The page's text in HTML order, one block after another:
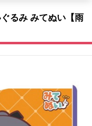
STAGE
るみ みてぬい【雨